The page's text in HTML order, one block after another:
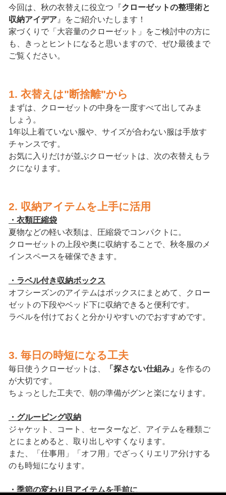
今回は、秋の衣替えに役立つ『クローゼットの整理術と
収納アイデア』をご紹介いたします！
家づくりで「大容量のクローゼット」をご検討中の方に
も、きっとヒントになると思いますので、ぜひ最後まで
ご覧ください。
1. 衣替えは"断捨離"から
まずは、クローゼットの中身を一度すべて出してみま
しょう。
1年以上着ていない服や、サイズが合わない服は手放す
チャンスです。
お気に入りだけが並ぶクローゼットは、次の衣替えもラ
クになります。
2. 収納アイテムを上手に活用
・衣類圧縮袋
夏物などの軽い衣類は、圧縮袋でコンパクトに。
クローゼットの上段や奥に収納することで、秋冬服のメ
インスペースを確保できます。
・ラベル付き収納ボックス
オフシーズンのアイテムはボックスにまとめて、クロー
ゼットの下段やベッド下に収納できると便利です。
ラベルを付けておくと分かりやすいのでおすすめです。
3. 毎日の時短になる工夫
毎日使うクローゼットは、 「探さない仕組み」
を作るの
が大切です。
ちょっとした工夫で、朝の準備がグンと楽になります。
・グルーピング収納
ジャケット、コート、セーターなど、アイテムを種類ご
とにまとめると、取り出しやすくなります。
また、「仕事用」「オフ用」でざっくりエリア分けする
のも時短になります。
・季節の変わり目アイテムを手前に